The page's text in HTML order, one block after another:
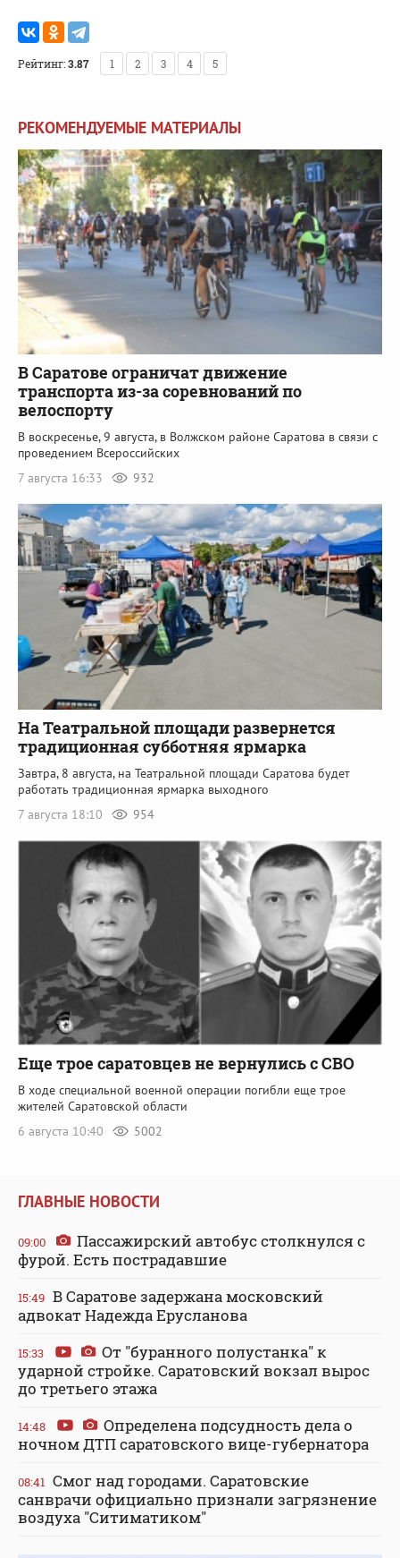
Рейтинг:3.87 1 2 3 4 5
РЕКОМЕНДУЕМЫЕ МАТЕРИАЛЫ
В Саратове ограничат движение
транспорта из-за соревнований по
велоспорту
В воскресенье, 9 августа, в Волжском районе Саратова в связи с
проведением Всероссийских
7 августа 16:33
932
На Театральной площади развернется
традиционная субботняя ярмарка
Завтра, 8 августа, на Театральной площади Саратова будет
работать традиционная ярмарка выходного
7 августа 18:10
954
Еще трое саратовцев не вернулись с СВО
В ходе специальной военной операции погибли еще трое
жителей Саратовской области
6 августа 10:40
5002
ГЛАВНЫЕ НОВОСТИ
09:00
Пассажирский автобус столкнулся с
фурой. Есть пострадавшие
15:49 В Саратове задержана московский
адвокат Надежда Ерусланова
15:33
От "буранного полустанка" к
ударной стройке. Саратовский вокзал вырос
до третьего этажа
14:48
Определена подсудность дела о
ночном ДТП саратовского вице-губернатора
08:41 Смог над городами. Саратовские
санврачи официально признали загрязнение
воздуха "Ситиматиком"